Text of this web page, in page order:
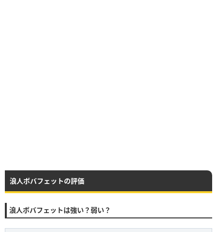
浪人ボバフェットの評価
浪人ボバフェットは強い？弱い？